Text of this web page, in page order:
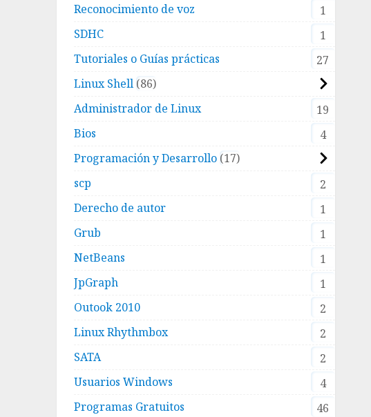
Reconocimiento de voz
1
SDHC
1
Tutoriales o Guías prácticas
27
Linux Shell 86
Administrador de Linux
19
Bios
4
Programación y Desarrollo 17
scp
2
Derecho de autor
1
Grub
1
NetBeans
1
JpGraph
1
Outook 2010
2
Linux Rhythmbox
2
SATA
2
Usuarios Windows
4
Programas Gratuitos
46